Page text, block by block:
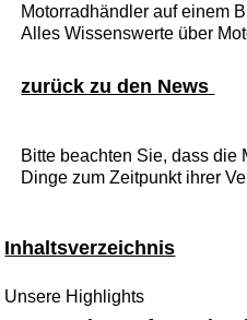
Motorradhändler auf einem
Alles Wissenswerte über
zurück zu den News
Bitte beachten Sie, dass die
Dinge zum Zeitpunkt ihrer
Inhaltsverzeichnis
Unsere Highlights